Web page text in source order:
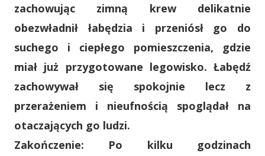
zachowując zimną krew delikatnie
obezwładnił łabędzia i przeniósł go do
suchego i ciepłego pomieszczenia, gdzie
miał już przygotowane legowisko. Łabędź
zachowywał się spokojnie lecz z
przerażeniem i nieufnością spoglądał na
otaczających go ludzi.
Zakończenie: Po kilku godzinach